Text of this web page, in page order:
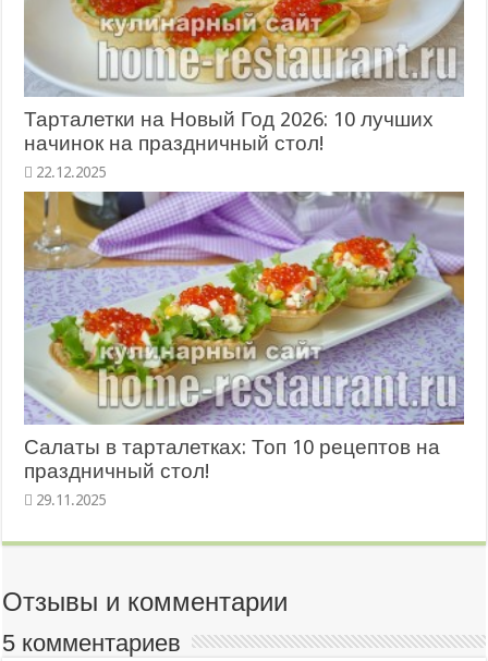
Тарталетки на Новый Год 2026: 10 лучших
начинок на праздничный стол!
22.12.2025
Салаты в тарталетках: Топ 10 рецептов на
праздничный стол!
29.11.2025
Отзывы и комментарии
5 комментариев